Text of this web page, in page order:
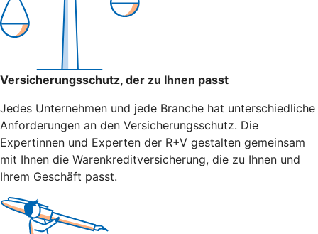
Versicherungsschutz, der zu Ihnen passt
Jedes Unternehmen und jede Branche hat unterschiedliche
Anforderungen an den Versicherungsschutz. Die
Expertinnen und Experten der R+V gestalten gemeinsam
mit Ihnen die Warenkreditversicherung, die zu Ihnen und
Ihrem Geschäft passt.